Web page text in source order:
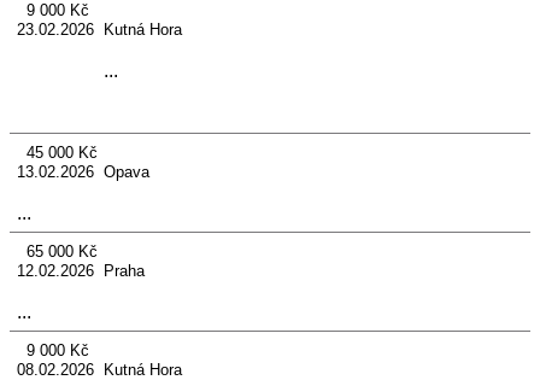
9 000 Kč
23.02.2026 Kutná Hora
...
45 000 Kč
13.02.2026 Opava
...
65 000 Kč
12.02.2026 Praha
...
9 000 Kč
08.02.2026 Kutná Hora